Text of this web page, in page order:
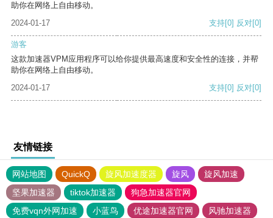
助你在网络上自由移动。
2024-01-17
支持[0] 反对[0]
游客
这款加速器VPM应用程序可以给你提供最高速度和安全性的连接，并帮
助你在网络上自由移动。
2024-01-17
支持[0] 反对[0]
友情链接
网站地图 QuickQ 旋风加速度器 旋风
旋风加速
坚果加速器
tiktok加速器
狗急加速器官网
免费vqn外网加速
小蓝鸟 优途加速器官网
风驰加速器